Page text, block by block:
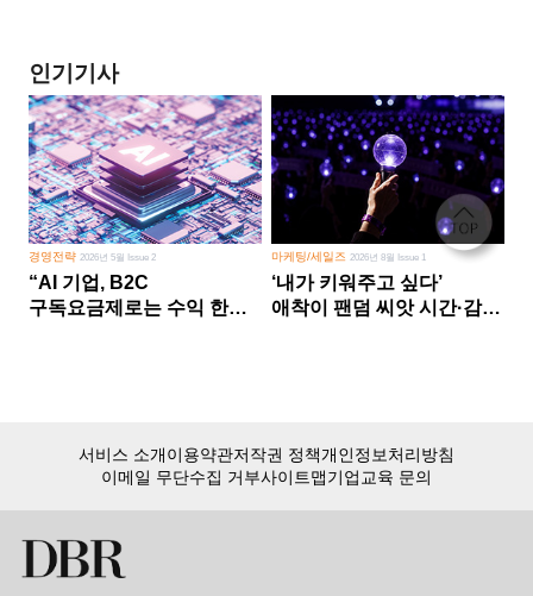
인기기사
경영전략 2026년 5월 Issue 2
“AI 기업, B2C
구독요금제로는 수익 한계
마케팅/세일즈 2026년 8월 Issue 1
‘내가 키워주고 싶다’
애착이 팬덤 씨앗 시간·감정
서비스 소개이용약관저작권 정책개인정보처리방침
이메일 무단수집 거부사이트맵기업교육 문의